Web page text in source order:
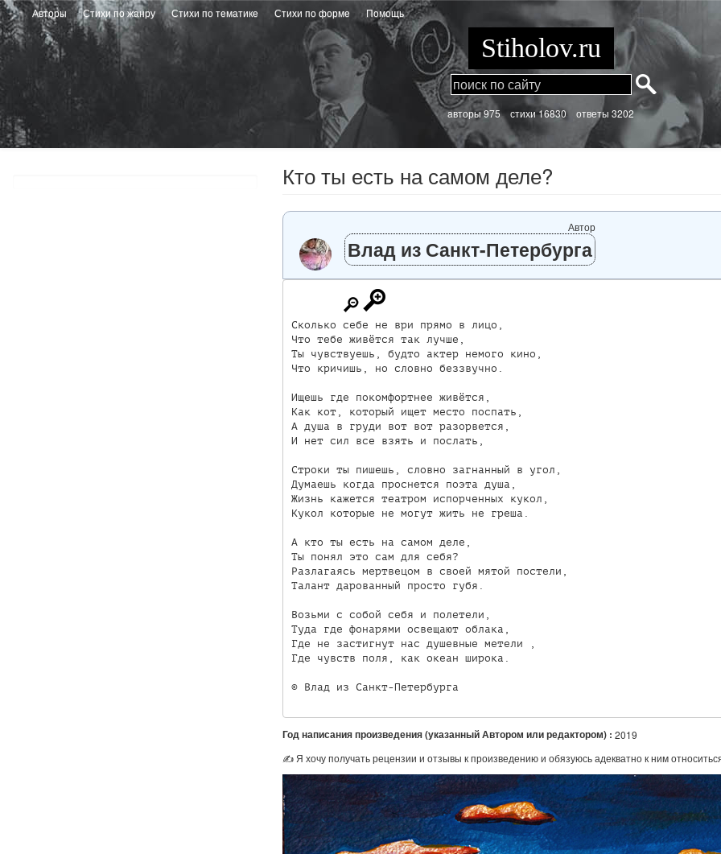
Перейти
к
основному
содержанию
Авторы Стихи по жанру Стихи по тематике Стихи по форме Помощь
Stiholov.ru
aвторы 975 стихи16830 ответы 3202
Кто ты есть на самом деле?
Автор
Влад из Санкт-Петербурга
Сколько себе не ври прямо в лицо,
Что тебе живётся так лучше,
Ты чувствуешь, будто актер немого кино,
Что кричишь, но словно беззвучно.
Ищешь где покомфортнее живётся,
Как кот, который ищет место поспать,
А душа в груди вот вот разорвется,
И нет сил все взять и послать,
Строки ты пишешь, словно загнанный в угол,
Думаешь когда проснется поэта душа,
Жизнь кажется театром испорченных кукол,
Кукол которые не могут жить не греша.
А кто ты есть на самом деле,
Ты понял это сам для себя?
Разлагаясь мертвецом в своей мятой постели,
Талант дарованный просто губя.
Возьми с собой себя и полетели,
Туда где фонарями освещают облака,
Где не застигнут нас душевные метели ,
Где чувств поля, как океан широка.
Год написания произведения (указанный Автором или редактором) : 2019
✍ Я хочу получать рецензии и отзывы к произведению и обязуюсь адекватно к ним